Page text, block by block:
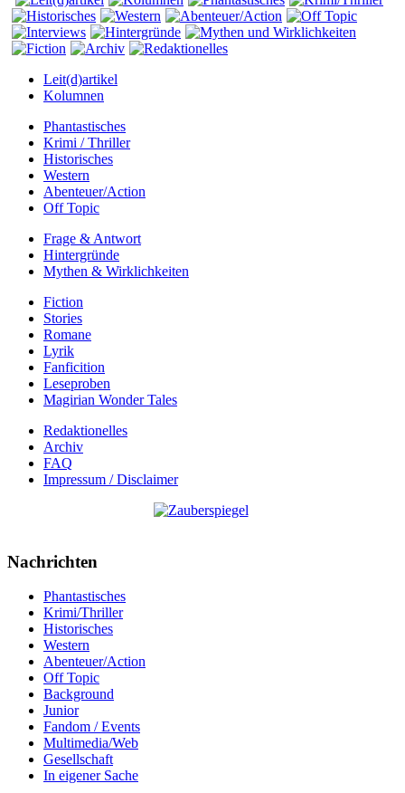
Leit(d)artikel
Kolumnen
Phantastisches
Krimi / Thriller
Historisches
Western
Abenteuer/Action
Off Topic
Frage & Antwort
Hintergründe
Mythen & Wirklichkeiten
Fiction
Stories
Romane
Lyrik
Fanficition
Leseproben
Magirian Wonder Tales
Redaktionelles
Archiv
FAQ
Impressum / Disclaimer
Nachrichten
Phantastisches
Krimi/Thriller
Historisches
Western
Abenteuer/Action
Off Topic
Background
Junior
Fandom / Events
Multimedia/Web
Gesellschaft
In eigener Sache